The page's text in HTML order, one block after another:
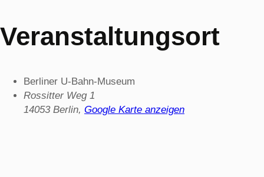
Veranstaltungsort
Berliner U-Bahn-Museum
Rossitter Weg 1
14053 Berlin, Google Karte anzeigen